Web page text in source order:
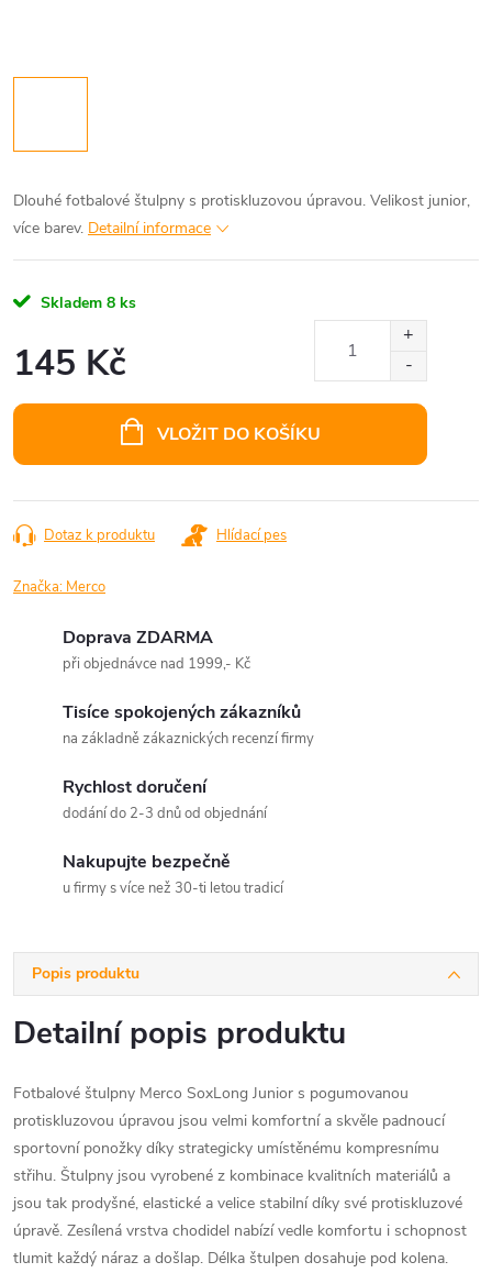
Dlouhé fotbalové štulpny s protiskluzovou úpravou. Velikost junior,
více barev. Detailní informace
Skladem 8 ks
145 Kč
VLOŽIT DO KOŠÍKU
Dotaz k produktu Hlídací pes
Značka: Merco
Doprava ZDARMA
při objednávce nad 1999,- Kč
Tisíce spokojených zákazníků
na základně zákaznických recenzí firmy
Rychlost doručení
dodání do 2-3 dnů od objednání
Nakupujte bezpečně
u firmy s více než 30-ti letou tradicí
Popis produktu
Detailní popis produktu
Fotbalové štulpny Merco SoxLong Junior s pogumovanou
protiskluzovou úpravou jsou velmi komfortní a skvěle padnoucí
sportovní ponožky díky strategicky umístěnému kompresnímu
střihu. Štulpny jsou vyrobené z kombinace kvalitních materiálů a
jsou tak prodyšné, elastické a velice stabilní díky své protiskluzové
úpravě. Zesílená vrstva chodidel nabízí vedle komfortu i schopnost
tlumit každý náraz a došlap. Délka štulpen dosahuje pod kolena.